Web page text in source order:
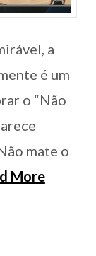
a
é um
o “Não
mate o
More